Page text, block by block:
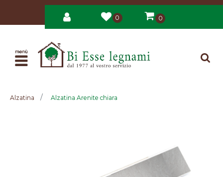
0 0
Open
Alzatina Alzatina Arenite chiara